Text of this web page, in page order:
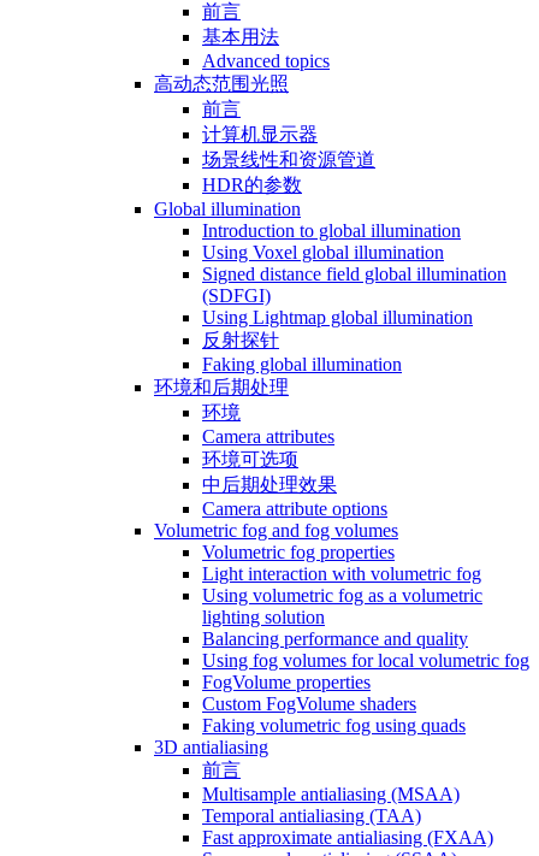
前言
基本用法
Advanced topics
高动态范围光照
前言
计算机显示器
场景线性和资源管道
HDR的参数
Global illumination
Introduction to global illumination
Using Voxel global illumination
Signed distance field global illumination
(SDFGI)
Using Lightmap global illumination
反射探针
Faking global illumination
环境和后期处理
环境
Camera attributes
环境可选项
中后期处理效果
Camera attribute options
Volumetric fog and fog volumes
Volumetric fog properties
Light interaction with volumetric fog
Using volumetric fog as a volumetric
lighting solution
Balancing performance and quality
Using fog volumes for local volumetric fog
FogVolume properties
Custom FogVolume shaders
Faking volumetric fog using quads
3D antialiasing
前言
Multisample antialiasing (MSAA)
Temporal antialiasing (TAA)
Fast approximate antialiasing (FXAA)